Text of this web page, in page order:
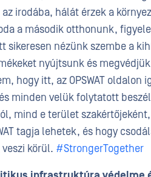
irodába, hálát érzek a
a második otthonunk,
sikeresen nézünk szembe a
nyújtsunk és
hogy itt, az OPSWAT
minden velük folytatott
mind e terület
tagja lehetek, és hogy
körül. #StrongerTogether